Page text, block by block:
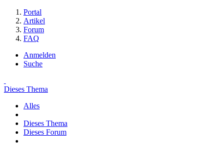
Portal
Artikel
Forum
FAQ
Anmelden
Suche
Dieses Thema
Alles
Dieses Thema
Dieses Forum